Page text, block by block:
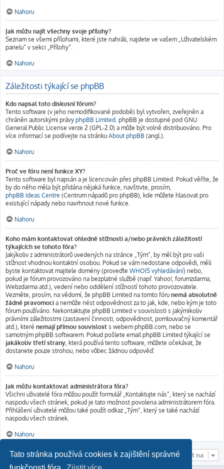
Tato stránka používá cookies k zajištění správné
Nahoru
Jak můžu najít všechny svoje přílohy?
Seznam se všemi přílohami, které jste nahráli, najdete ve vašem „Uživatelském
panelu“ v sekci „Přílohy“.
Nahoru
Záležitosti týkající se phpBB
Kdo napsal toto diskusní fórum?
Tento software (v jeho nemodifikované podobě) byl vytvořen, zveřejněn a
chráněn autorskými právy phpBB Limited. phpBB je dostupné pod GNU
General Public License verze 2 (GPL-2.0) a může být volně distribuováno. Pro
více informací se podívejte na stránku About phpBB (angl.).
Nahoru
Proč ve fóru není funkce XY?
Tento software byl napsán a je licencován přes phpBB Limited. Pokud věříte, že
by do něho měla být přidána nějaká funkce, navštivte, prosím,
phpBB Ideas Centre (Centrum nápadů pro phpBB), kde můžete hlasovat pro
existující nápady nebo navrhnout nové funkce.
Nahoru
Koho mám kontaktovat ohledně stížnosti a/nebo právních záležitostí
týkajících se tohoto fóra?
Jakýkoliv z administrátorů uvedených na stránce „Tým“, by měl být pro vaši
stížnost vhodnou kontaktní osobou. Pokud se vám nedostane odpovědi, měli
byste kontaktovat majitele domény (proveďte WHOIS vyhledávání) nebo,
pokud je fórum provozováno na bezplatné službě (např. Yahoo!, forumzdarma,
Webzdarma atd.), vedení nebo oddělení stížností tohoto provozovatele.
Vezměte, prosím, na vědomí, že phpBB Limited na tomto fóru nemá absolutně
žádné pravomoci a nemůže nést odpovědnost za to jak, kde, nebo kým je toto
fórum používáno. Nekontaktujte phpBB Limited v souvislosti s jakýmikoliv
právními záležitostmi (zastavení činnosti, odpovědnost, pomlouvačný komentář
atd.), které nemají přímou souvislost s webem phpBB.com, nebo se
samotným phpBB softwarem. Pokud pošlete email phpBB Limited týkající se
jakákoliv třetí strany, která používá tento software, můžete očekávat, že
dostanete pouze strohou, nebo vůbec žádnou odpověď.
Nahoru
Jak můžu kontaktovat administrátora fóra?
Všichni uživatelé fóra můžou použít formulář „Kontaktujte nás“, který se nachází
naspodu všech stránek, pokud je tato možnost povolena administrátorem fóra.
Přihlášení uživatelé můžou také použít odkaz „Tým“, který se také nachází
naspodu všech stránek.
Nahoru
Přejít na